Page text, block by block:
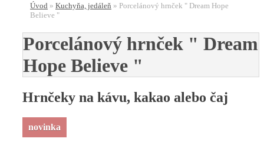
Úvod » Kuchyňa, jedáleň » Porcelánový hrnček " Dream Hope
Believe "
Porcelánový hrnček " Dream
Hope Believe "
Hrnčeky na kávu, kakao alebo čaj
novinka